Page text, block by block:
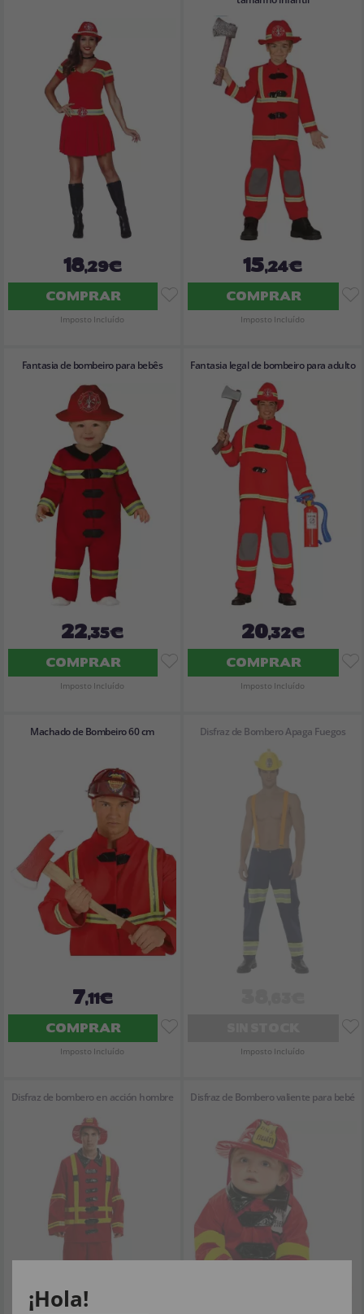
18,29€
COMPRAR
Imposto Incluído
15,24€
COMPRAR
Imposto Incluído
Fantasia de bombeiro para bebês
22,35€
COMPRAR
Imposto Incluído
Fantasia legal de bombeiro para adulto
20,32€
COMPRAR
Imposto Incluído
Machado de Bombeiro 60 cm
7,11€
COMPRAR
Imposto Incluído
Disfraz de Bombero Apaga Fuegos
Imposto Incluído
Disfraz de bombero en acción hombre Disfraz de Bombero valiente para bebé
¡Hola!